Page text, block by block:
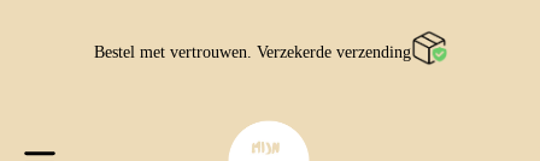
Bestel met vertrouwen. Verzekerde verzending